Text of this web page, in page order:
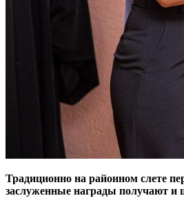
Традиционно на районном слете
заслуженные награды получают и